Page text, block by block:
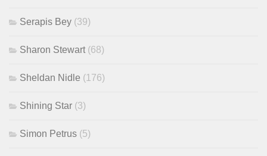
Serapis Bey (39)
Sharon Stewart (68)
Sheldan Nidle (176)
Shining Star (3)
Simon Petrus (5)